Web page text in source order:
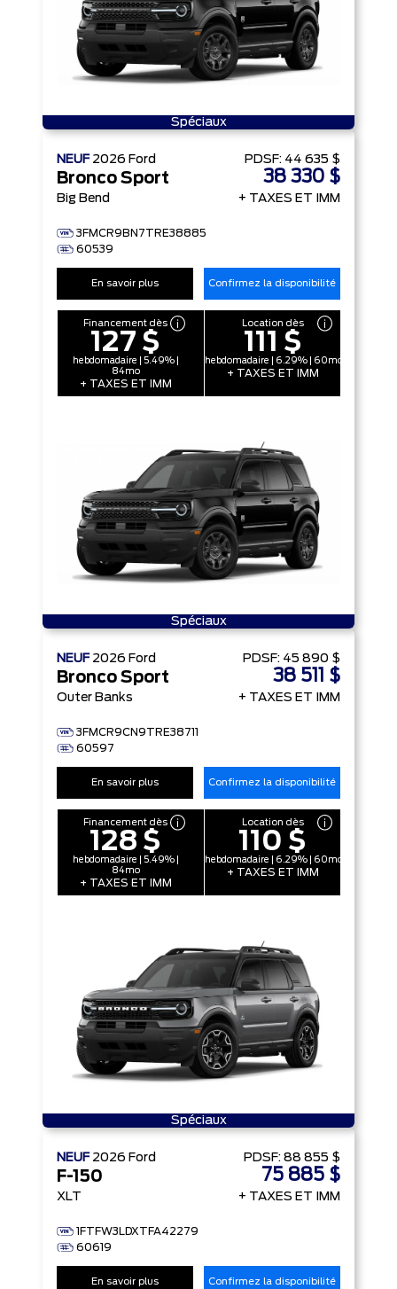
Spéciaux
NEUF 2026 Ford
Bronco Sport
Big Bend
3FMCR9BN7TRE38885
60539
PDSF: 44 635 $
38 330 $
+ TAXES ET IMM
En savoir plus Confirmez la disponibilité
Financement dès
127 $
hebdomadaire | 5.49% |
84mo
+ TAXES ET IMM
Location dès
111 $
hebdomadaire | 6.29% | 60mo
+ TAXES ET IMM
Spéciaux
NEUF 2026 Ford
Bronco Sport
Outer Banks
3FMCR9CN9TRE38711
60597
PDSF: 45 890 $
38 511 $
+ TAXES ET IMM
En savoir plus Confirmez la disponibilité
Financement dès
128 $
hebdomadaire | 5.49% |
84mo
+ TAXES ET IMM
Location dès
110 $
hebdomadaire | 6.29% | 60mo
+ TAXES ET IMM
Spéciaux
NEUF 2026 Ford
F-150
XLT
1FTFW3LDXTFA42279
60619
PDSF: 88 855 $
75 885 $
+ TAXES ET IMM
En savoir plus Confirmez la disponibilité